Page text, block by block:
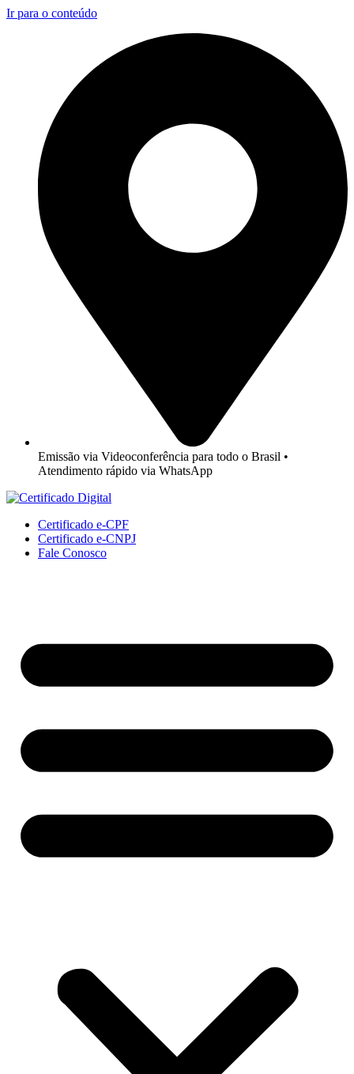
Ir para o conteúdo
Emissão via Videoconferência para todo o Brasil •
Atendimento rápido via WhatsApp
Certificado e-CPF
Certificado e-CNPJ
Fale Conosco